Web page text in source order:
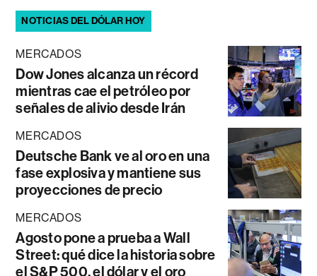
NOTICIAS DEL DÓLAR HOY
MERCADOS
Dow Jones alcanza un récord
mientras cae el petróleo por
señales de alivio desde Irán
MERCADOS
Deutsche Bank ve al oro en una
fase explosiva y mantiene sus
proyecciones de precio
MERCADOS
Agosto pone a prueba a Wall
Street: qué dice la historia sobre
el S&P 500, el dólar y el oro